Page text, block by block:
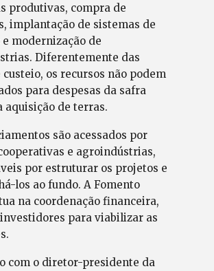
produtivas, compra de
implantação de sistemas de
modernização de
Diferentemente das
os recursos não podem
para despesas da safra
aquisição de terras.
são acessados por
e agroindústrias,
por estruturar os projetos e
los ao fundo. A Fomento
na coordenação financeira,
para viabilizar as
com o diretor-presidente da